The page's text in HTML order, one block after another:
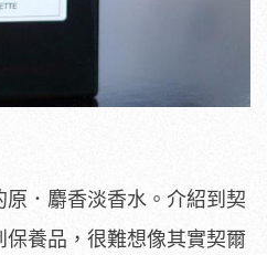
．麝香淡香水。介紹到契
養品，很難想像其實契爾